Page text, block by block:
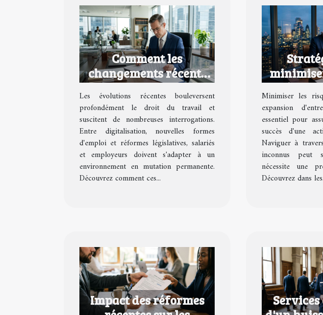
Comment les
changements récents
impactent-ils le droit
du travail ?
Les évolutions récentes bouleversent
profondément le droit du travail et
suscitent de nombreuses interrogations.
Entre digitalisation, nouvelles formes
d'emploi et réformes législatives, salariés
et employeurs doivent s'adapter à un
environnement en mutation permanente.
Découvrez comment ces...
légaux
Minimiser les
expansion
essentiel pour
succès d'une
Naviguer à
inconnus peut
nécessite une
Découvrez dans
Impact des réformes
Services